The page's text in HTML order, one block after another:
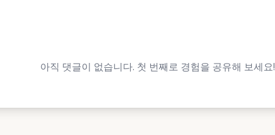
아직 댓글이 없습니다. 첫 번째로 경험을 공유해 보세요!